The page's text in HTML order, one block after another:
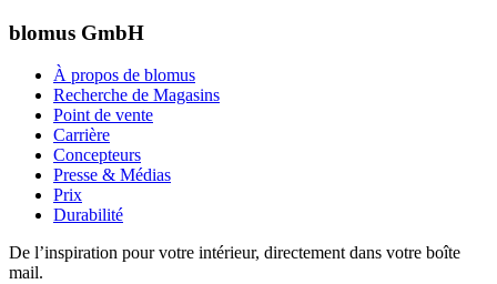
blomus GmbH
À propos de blomus
Recherche de Magasins
Point de vente
Carrière
Concepteurs
Presse & Médias
Prix
Durabilité
De l’inspiration pour votre intérieur, directement dans votre boîte
mail.